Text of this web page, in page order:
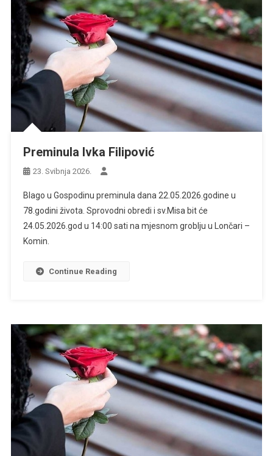
Preminula Ivka Filipović
23. Svibnja 2026.
Blago u Gospodinu preminula dana 22.05.2026.godine u
78.godini života. Sprovodni obredi i sv.Misa bit će
24.05.2026.god u 14:00 sati na mjesnom groblju u Lončari –
Komin.
Continue Reading